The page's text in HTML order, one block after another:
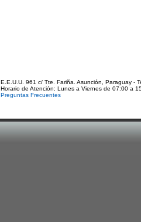
E.E.U.U. 961 c/ Tte. Fariña. Asunción, Paraguay -
Horario de Atención: Lunes a Viernes de 07:00 a
Preguntas Frecuentes